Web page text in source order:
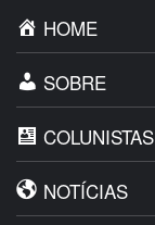
HOME
SOBRE
COLUNISTAS
NOTÍCIAS